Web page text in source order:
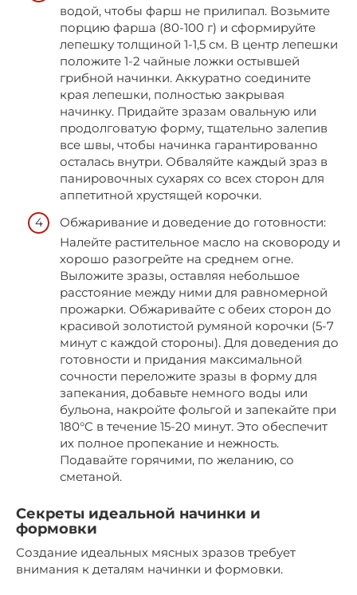
водой, чтобы фарш не прилипал. Возьмите
порцию фарша (80-100 г) и сформируйте
лепешку толщиной 1-1,5 см. В центр лепешки
положите 1-2 чайные ложки остывшей
грибной начинки. Аккуратно соедините
края лепешки, полностью закрывая
начинку. Придайте зразам овальную или
продолговатую форму, тщательно залепив
все швы, чтобы начинка гарантированно
осталась внутри. Обваляйте каждый зраз в
панировочных сухарях со всех сторон для
аппетитной хрустящей корочки.
Обжаривание и доведение до готовности:
Налейте растительное масло на сковороду и
хорошо разогрейте на среднем огне.
Выложите зразы, оставляя небольшое
расстояние между ними для равномерной
прожарки. Обжаривайте с обеих сторон до
красивой золотистой румяной корочки (5-7
минут с каждой стороны). Для доведения до
готовности и придания максимальной
сочности переложите зразы в форму для
запекания, добавьте немного воды или
бульона, накройте фольгой и запекайте при
180°C в течение 15-20 минут. Это обеспечит
их полное пропекание и нежность.
Подавайте горячими, по желанию, со
сметаной.
Секреты идеальной начинки и
формовки
Создание идеальных мясных зразов требует
внимания к деталям начинки и формовки.